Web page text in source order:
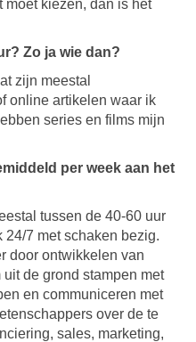
moet kiezen, dan is het
Zo ja wie dan?
zijn meestal
online artikelen waar ik
series en films mijn
per week aan het
tussen de 40-60 uur
24/7 met schaken bezig.
door ontwikkelen van
de grond stampen met
en communiceren met
over de te
sales, marketing,